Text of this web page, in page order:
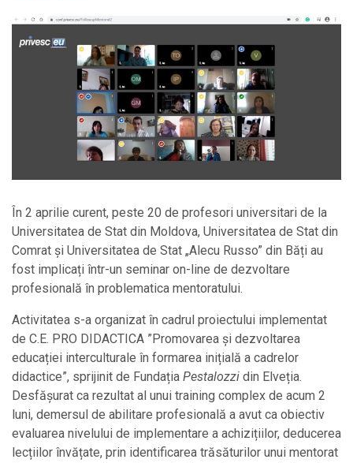
În 2 aprilie curent, peste 20 de profesori universitari de la
Universitatea de Stat din Moldova, Universitatea de Stat din
Comrat și Universitatea de Stat „Alecu Russo” din Băți au
fost implicați într-un seminar on-line de dezvoltare
profesională în problematica mentoratului.
Activitatea s-a organizat în cadrul proiectului implementat
de C.E. PRO DIDACTICA ”Promovarea și dezvoltarea
educației interculturale în formarea inițială a cadrelor
didactice”, sprijinit de Fundația Pestalozzi din Elveția.
Desfășurat ca rezultat al unui training complex de acum 2
luni, demersul de abilitare profesională a avut ca obiectiv
evaluarea nivelului de implementare a achizițiilor, deducerea
lecțiilor învățate, prin identificarea trăsăturilor unui mentorat